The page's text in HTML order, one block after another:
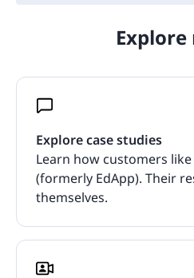
Explore case studies
Learn how customers like
(formerly EdApp). Their
themselves.